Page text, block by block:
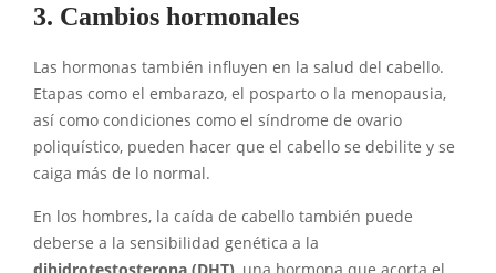
3. Cambios hormonales
Las hormonas también influyen en la salud del cabello.
Etapas como el embarazo, el posparto o la menopausia,
así como condiciones como el síndrome de ovario
poliquístico, pueden hacer que el cabello se debilite y se
caiga más de lo normal.
En los hombres, la caída de cabello también puede
deberse a la sensibilidad genética a la